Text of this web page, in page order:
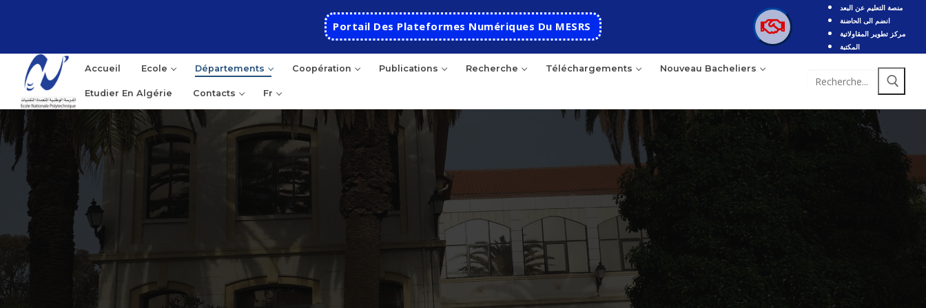
Portail Des Plateformes Numériques Du MESRS
منصة التعليم عن البعد
انضم الى الحاضنة
مركز تطوير المقاولاتية
المكتبة
Accueil Ecole Départements Coopération Publications Recherche Téléchargements Nouveau Bacheliers
Etudier En Algérie Contacts Fr
Accueil
Ecole
Présentation
Histoire de l’école
Départements